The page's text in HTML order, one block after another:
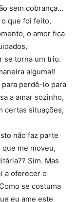
sem cobrança…
que foi feito,
o amor fica
se torna um trio.
alguma!!
para perdê-lo para
a amar sozinho,
certas situações,
não faz parte
me moveu,
Sim. Mas
a oferecer o
se costuma
eu ame este